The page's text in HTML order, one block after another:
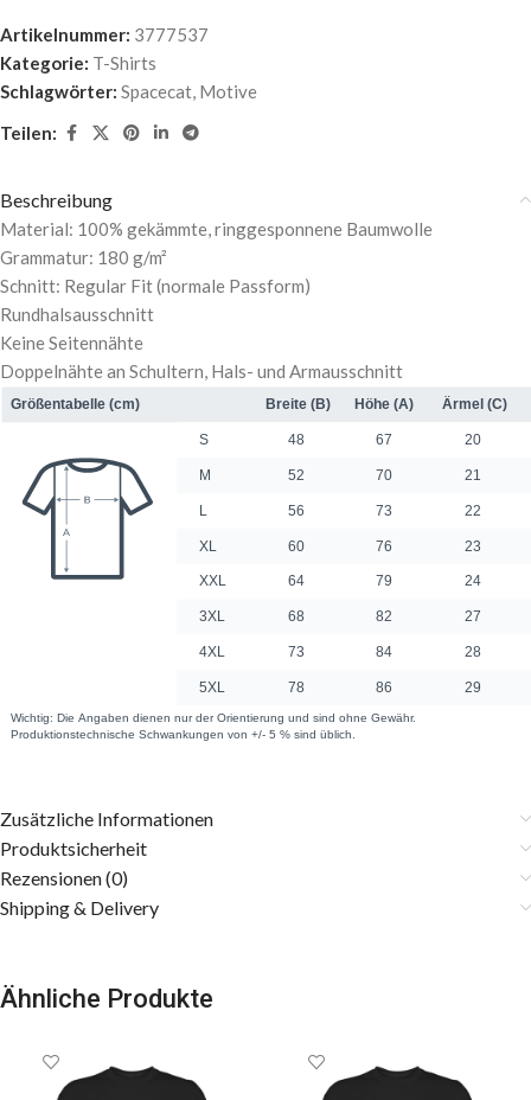
Artikelnummer: 3777537
Kategorie: T-Shirts
Schlagwörter: Spacecat, Motive
Teilen:
Beschreibung
Material: 100% gekämmte, ringgesponnene Baumwolle
Grammatur: 180 g/m²
Schnitt: Regular Fit (normale Passform)
Rundhalsausschnitt
Keine Seitennähte
Doppelnähte an Schultern, Hals- und Armausschnitt
Zusätzliche Informationen
Produktsicherheit
Rezensionen (0)
Shipping & Delivery
Ähnliche Produkte